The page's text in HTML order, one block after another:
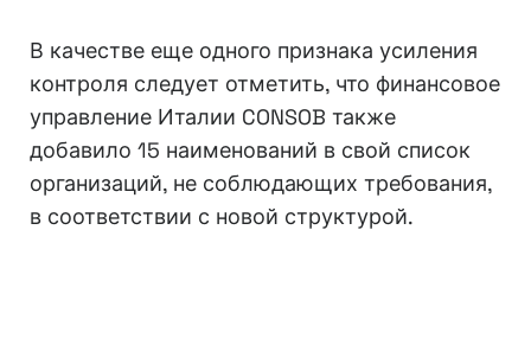
В качестве еще одного признака усиления
контроля следует отметить, что финансовое
управление Италии CONSOB также
добавило 15 наименований в свой список
организаций, не соблюдающих требования,
в соответствии с новой структурой.